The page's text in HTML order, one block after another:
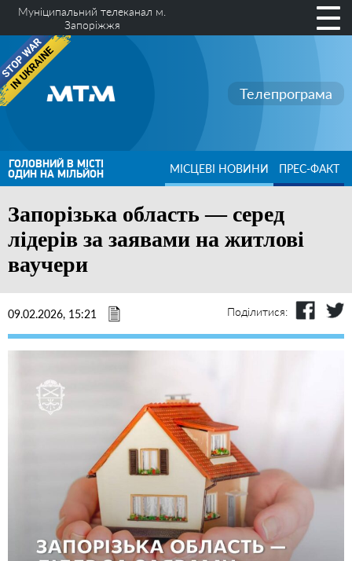
Муніципальний телеканал м.
Запоріжжя
Телепрограма
ГОЛОВНИЙ В МІСТІ
ОДИН НА МІЛЬЙОН МІСЦЕВІ НОВИНИ ПРЕС-ФАКТ
Запорізька область — серед
лідерів за заявами на житлові
ваучери
09.02.2026, 15:21 Поділитися: